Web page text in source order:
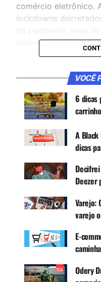
comércio eletrônico.
lockdowns
novamente colocado
razão, alguns
prejuízo
CONTINUE ACOMPANHANDO
Receba novas
WhatsApp e no
“Desde o início da
cresceu
compras online,
VOCÊ
6 dicas
A Black
dicas
Deezer
Varejo:
varejo
E-
Odery